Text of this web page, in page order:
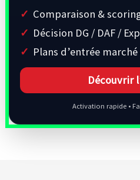
Comparaison &
Décision DG / DAF /
Plans d’entrée
Découvrir
Activation rapide •